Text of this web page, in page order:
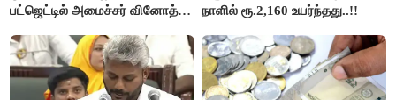
பட்ஜெட்டில் அமைச்சர் வினோத்
நாளில் ரூ.2,160 உயர்ந்தது..!!